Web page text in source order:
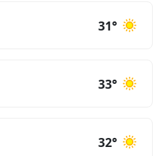
31°
33°
32°